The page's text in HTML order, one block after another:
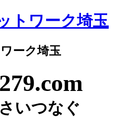
トワーク埼玉
ーク埼玉
いつなぐ